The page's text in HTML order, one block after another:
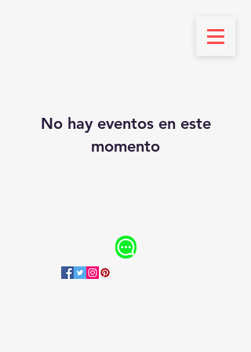
No hay eventos en este
momento